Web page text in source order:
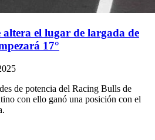
el lugar de largada de
17°
de potencia del Racing Bulls de
con ello ganó una posición con el